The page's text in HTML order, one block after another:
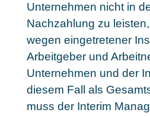
Unternehmen nicht in
Nachzahlung zu
wegen eingetretener
Arbeitgeber und
Unternehmen und der
diesem Fall als
muss der Interim